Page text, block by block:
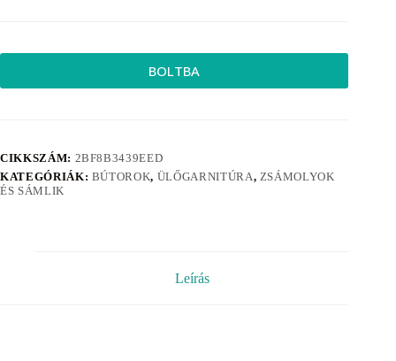
BOLTBA
CIKKSZÁM: 2BF8B3439EED
KATEGÓRIÁK: BÚTOROK, ÜLŐGARNITÚRA, ZSÁMOLYOK
ÉS SÁMLIK
Leírás